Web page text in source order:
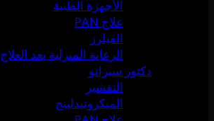
الأجهزة الطبية
علاج PAN
الفيلرز
الرعاية المنزلية بعد العلاج
دكتور سيرانو
التقشير
الميكرونيدلينج